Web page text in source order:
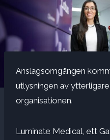
Anslagsomgången
utlysningen av
organisationen.
Luminate Medical, ett